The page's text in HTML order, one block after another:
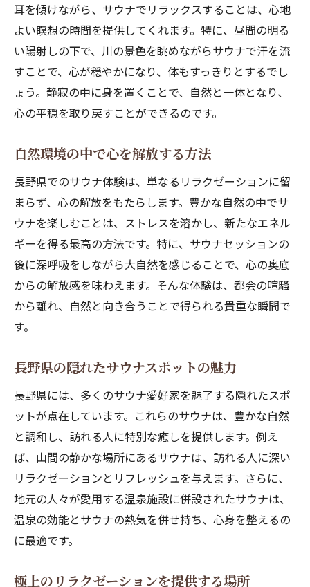
耳を傾けながら、サウナでリラックスすることは、心地
よい瞑想の時間を提供してくれます。特に、昼間の明る
い陽射しの下で、川の景色を眺めながらサウナで汗を流
すことで、心が穏やかになり、体もすっきりとするでし
ょう。静寂の中に身を置くことで、自然と一体となり、
心の平穏を取り戻すことができるのです。
自然環境の中で心を解放する方法
長野県でのサウナ体験は、単なるリラクゼーションに留
まらず、心の解放をもたらします。豊かな自然の中でサ
ウナを楽しむことは、ストレスを溶かし、新たなエネル
ギーを得る最高の方法です。特に、サウナセッションの
後に深呼吸をしながら大自然を感じることで、心の奥底
からの解放感を味わえます。そんな体験は、都会の喧騒
から離れ、自然と向き合うことで得られる貴重な瞬間で
す。
長野県の隠れたサウナスポットの魅力
長野県には、多くのサウナ愛好家を魅了する隠れたスポ
ットが点在しています。これらのサウナは、豊かな自然
と調和し、訪れる人に特別な癒しを提供します。例え
ば、山間の静かな場所にあるサウナは、訪れる人に深い
リラクゼーションとリフレッシュを与えます。さらに、
地元の人々が愛用する温泉施設に併設されたサウナは、
温泉の効能とサウナの熱気を併せ持ち、心身を整えるの
に最適です。
極上のリラクゼーションを提供する場所